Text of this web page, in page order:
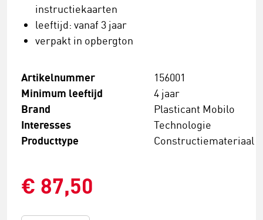
instructiekaarten
leeftijd: vanaf 3 jaar
verpakt in opbergton
Artikelnummer 156001
Minimum leeftijd 4 jaar
Brand Plasticant Mobilo
Interesses Technologie
Producttype Constructiemateriaal
€ 87,50